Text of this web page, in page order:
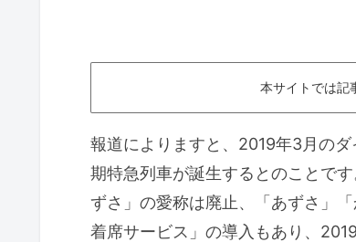
本サイトでは記
報道によりますと、2019年3月の
期特急列車が誕生するとのことで
ずさ」の愛称は廃止、「あずさ」
着席サービス」の導入もあり、